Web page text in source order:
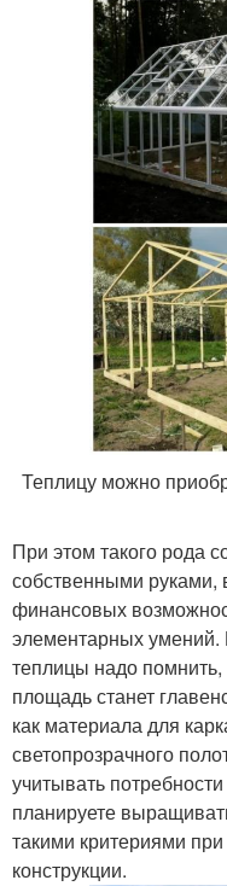
Теплицу можно
При этом такого рода
собственными руками,
финансовых
элементарных
теплицы надо
площадь станет
как материала для
светопрозрачного
учитывать
планируете
такими критериями
конструкции.